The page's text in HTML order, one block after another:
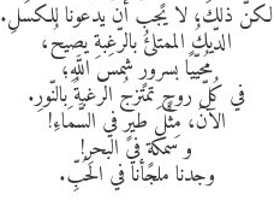
لكنّ ذلكَ، لا يجب أن يدعونا للكسَلِ.
الدّيكُ الممتلئُ بالرّغبةِ يصيحُ،
مُحيّيًا بسرورٍ شمسَ اللَّهِ؛
في كُلّ روحٍ تمتزجُ الرغبةُ بالنّورِ.
الآنَ، مِثْلَ طيرٍ في السَّمَاءِ!
و سمكةٍ في البحرِ!
وجدنا ملجأنا في الحُبِّ.